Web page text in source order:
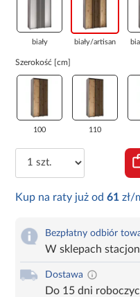
biały biały/artisan
Szerokość [cm]
100 110
Kup na raty już od61 zł/
Bezpłatny odbiór
W sklepach
Dostawa
Do 15 dni